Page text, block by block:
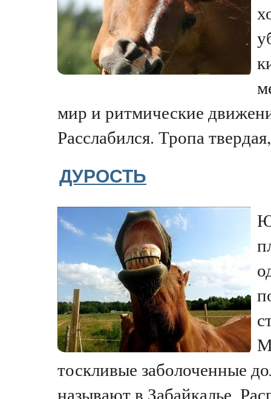
мир и ритмические
Расслабился. Тропа
ДУРОСТЬ
тоскливые заболоченные
называют в Забайкалье.